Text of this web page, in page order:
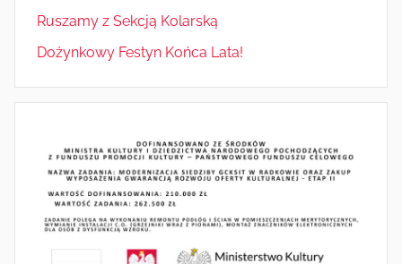
Ruszamy z Sekcją Kolarską
Dożynkowy Festyn Końca Lata!